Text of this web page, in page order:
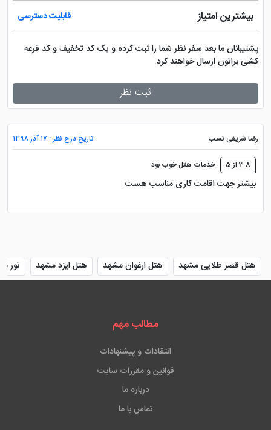
بیشترین امتیاز قابلیت دسترسی
پشتیبانان ما بعد سفر نظر شما را ثبت کرده و یک کد تخفیف و کد قرعه
کشی براتون ارسال خواهند کرد.
ثبت نظر
رضا شریفی نسب تاریخ درج نظر : ۱۷ آذر ۱۳۹۸
3.8 از 5 خدمات هتل خوب بود
بیشتر جهت اقامت کاری مناسب هست
هتل قصر طلایی مشهد هتل ارغوان مشهد هتل ایزد مشهد تور
مطالب مهم
انتقادات و پیشنهادات
قوانین و مقررات سایت
درباره ما
تماس با ما